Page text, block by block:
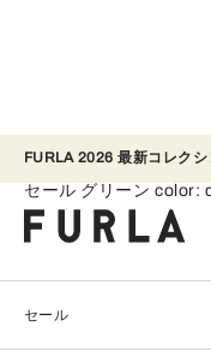
FURLA 2026 最新コレクシ
セール - グリーン
セール グリーン
セール